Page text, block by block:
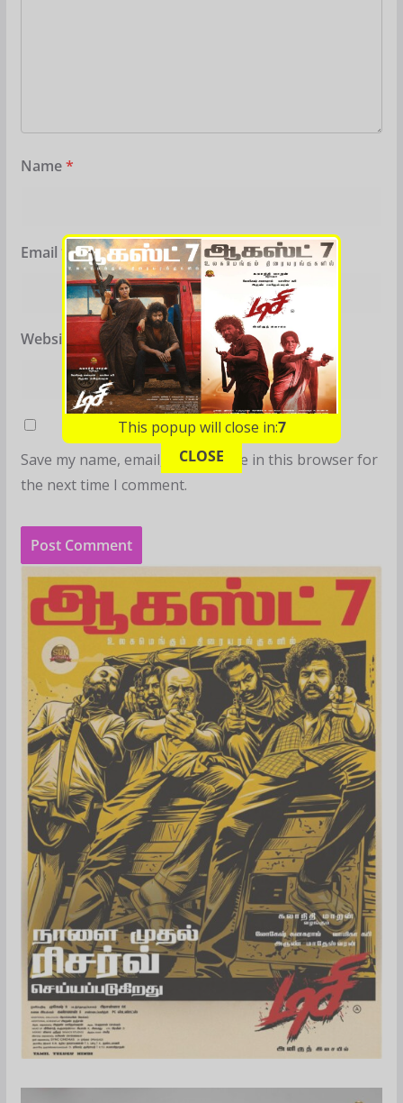
Name*
Email *
Website
Save my name, email, and website in this browser for
the next time I comment.
This popup will close in:6
CLOSE